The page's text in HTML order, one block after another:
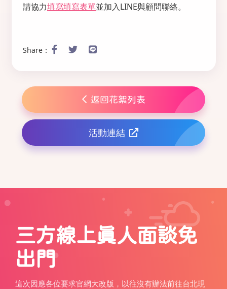
請協力填寫填寫表單並加入LINE與顧問聯絡。
Share：
返回花絮列表
活動連結
三方線上真人面談免
出門
這次因應各位要求官網大改版，以往沒有辦法前往台北現